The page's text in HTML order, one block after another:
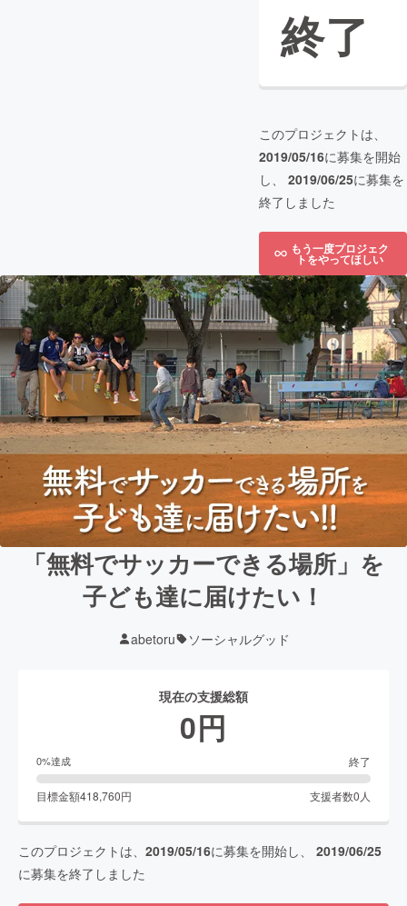
終了
このプロジェクトは、
2019/05/16に募集を開始
し、 2019/06/25に募集を
終了しました
もう一度プロジェク
トをやってほしい
「無料でサッカーできる場所」を
子ども達に届けたい！
abetoru ソーシャルグッド
現在の支援総額
0円
0%達成 終了
目標金額418,760円 支援者数0 人
このプロジェクトは、 2019/05/16に募集を開始し、 2019/06/25
に募集を終了しました